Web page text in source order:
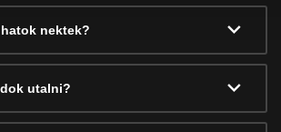
nektek?
utalni?